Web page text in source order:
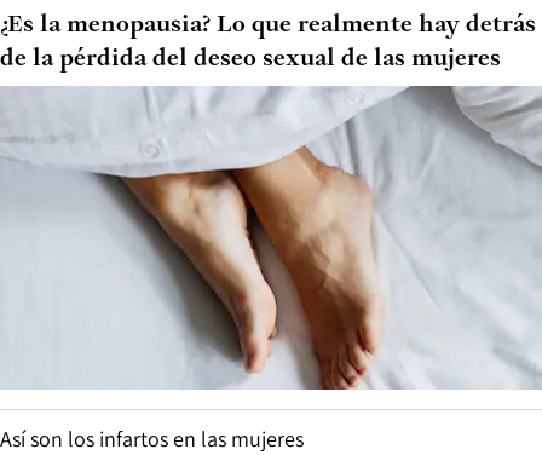
¿Es la menopausia? Lo que realmente hay detrás
de la pérdida del deseo sexual de las mujeres
Así son los infartos en las mujeres